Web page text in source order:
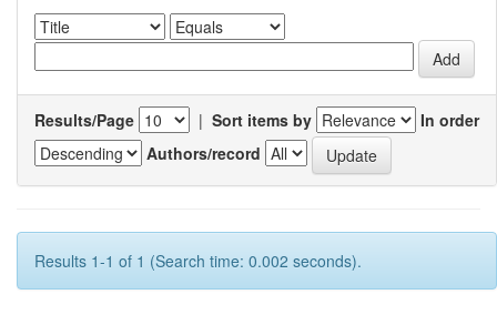
Results/Page | Sort items by
In order
Authors/record
Results 1-1 of 1 (Search time: 0.002 seconds).